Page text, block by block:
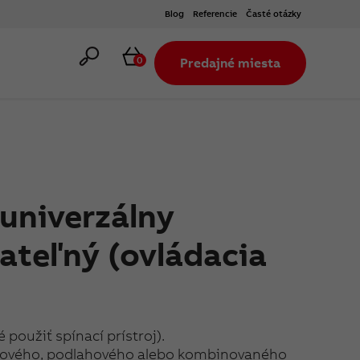
Blog Referencie Časté otázky
Hľadať Košík
0 Predajné miesta
(ovládacia
použiť spínací prístroj).
podlahového alebo kombinovaného